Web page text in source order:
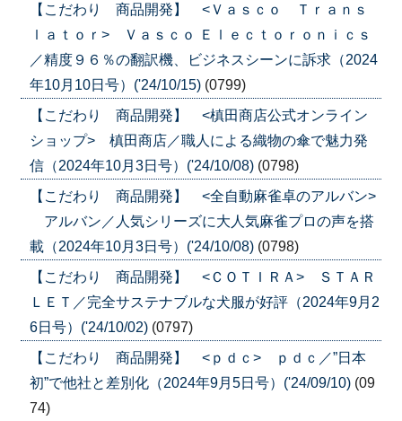
【こだわり 商品開発】 <Ｖａｓｃｏ Ｔｒａｎｓ
ｌａｔｏｒ> Ｖａｓｃｏ Ｅｌｅｃｔｏｒｏｎｉｃｓ
／精度９６％の翻訳機、ビジネスシーンに訴求（2024
年10月10日号）('24/10/15) (0799)
【こだわり 商品開発】 <槙田商店公式オンライン
ショップ> 槙田商店／職人による織物の傘で魅力発
信（2024年10月3日号）('24/10/08) (0798)
【こだわり 商品開発】 <全自動麻雀卓のアルバン>
アルバン／人気シリーズに大人気麻雀プロの声を搭
載（2024年10月3日号）('24/10/08) (0798)
【こだわり 商品開発】 <ＣＯＴＩＲＡ> ＳＴＡＲ
ＬＥＴ／完全サステナブルな犬服が好評（2024年9月2
6日号）('24/10/02) (0797)
【こだわり 商品開発】 <ｐｄｃ> ｐｄｃ／”日本
初”で他社と差別化（2024年9月5日号）('24/09/10) (09
74)